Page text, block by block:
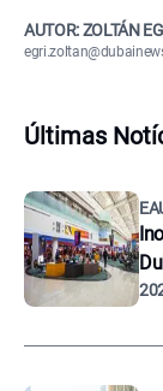
AUTOR: ZOLTÁN
Últimas